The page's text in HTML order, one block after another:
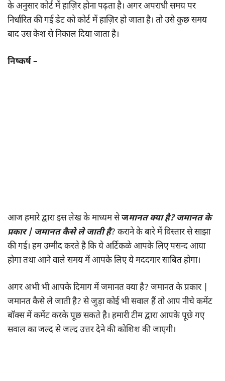
के अनुसार कोर्ट में हाज़िर होना पढ़ता है। अगर अपराधी समय पर
निर्धारित की गई डेट को कोर्ट में हाज़िर हो जाता है। तो उसे कुछ समय
बाद उस केश से निकाल दिया जाता है।
निष्कर्ष –
आज हमारे द्वारा इस लेख के माध्यम सेजमानत क्या है? जमानत के
प्रकार | जमानत कैसे ले जाती है? कराने के बारे में विस्तार से साझा
की गई। हम उम्मीद करते है कि ये अर्टिकळे आपके लिए पसन्द आया
होगा तथा आने वाले समय में आपके लिए ये मददगार साबित होगा।
अगर अभी भी आपके दिमाग में जमानत क्या है? जमानत के प्रकार |
जमानत कैसे ले जाती है? से जुड़ा कोई भी सवाल हैं तो आप नीचे कमेंट
बॉक्स में कमेंट करके पूछ सकते है। हमारी टीम द्वारा आपके पूछे गए
सवाल का जल्द से जल्द उत्तर देने की कोशिश की जाएगी।